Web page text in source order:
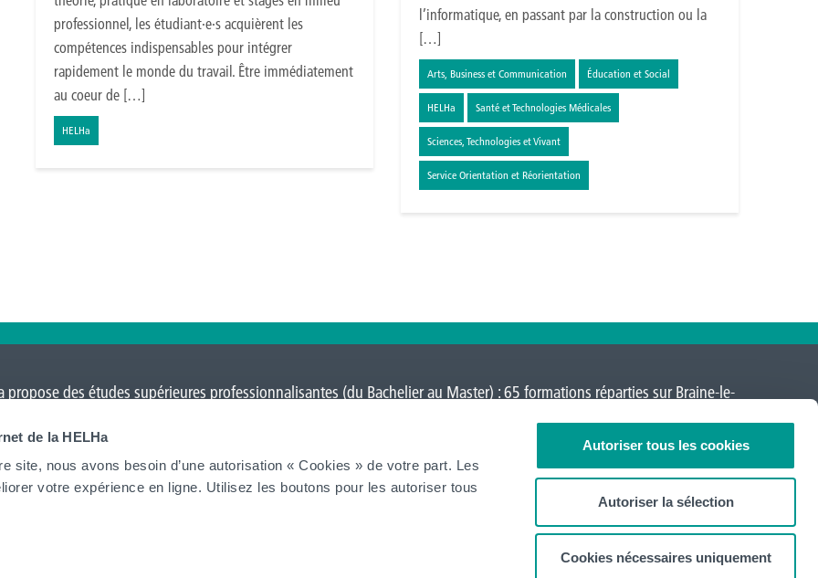
de la HELHa
site, nous avons besoin d’une autorisation « Cookies » de votre part. Les
votre expérience en ligne. Utilisez les boutons pour les autoriser tous
Autoriser tous les cookies
Autoriser la sélection
Cookies nécessaires uniquement
professionnel, les étudiant·e·s acquièrent les
compétences indispensables pour intégrer
rapidement le monde du travail. Être immédiatement
au coeur de […]
HELHa
l’informatique, en passant par la construction ou la
[…]
Arts, Business et Communication Éducation et Social
HELHa Santé et Technologies Médicales
Sciences, Technologies et Vivant
Service Orientation et Réorientation
propose des études supérieures professionnalisantes (du Bachelier au Master) : 65 formations réparties surBraine-le-
et Tournai (Frinoise
Tout voir
Newsletter